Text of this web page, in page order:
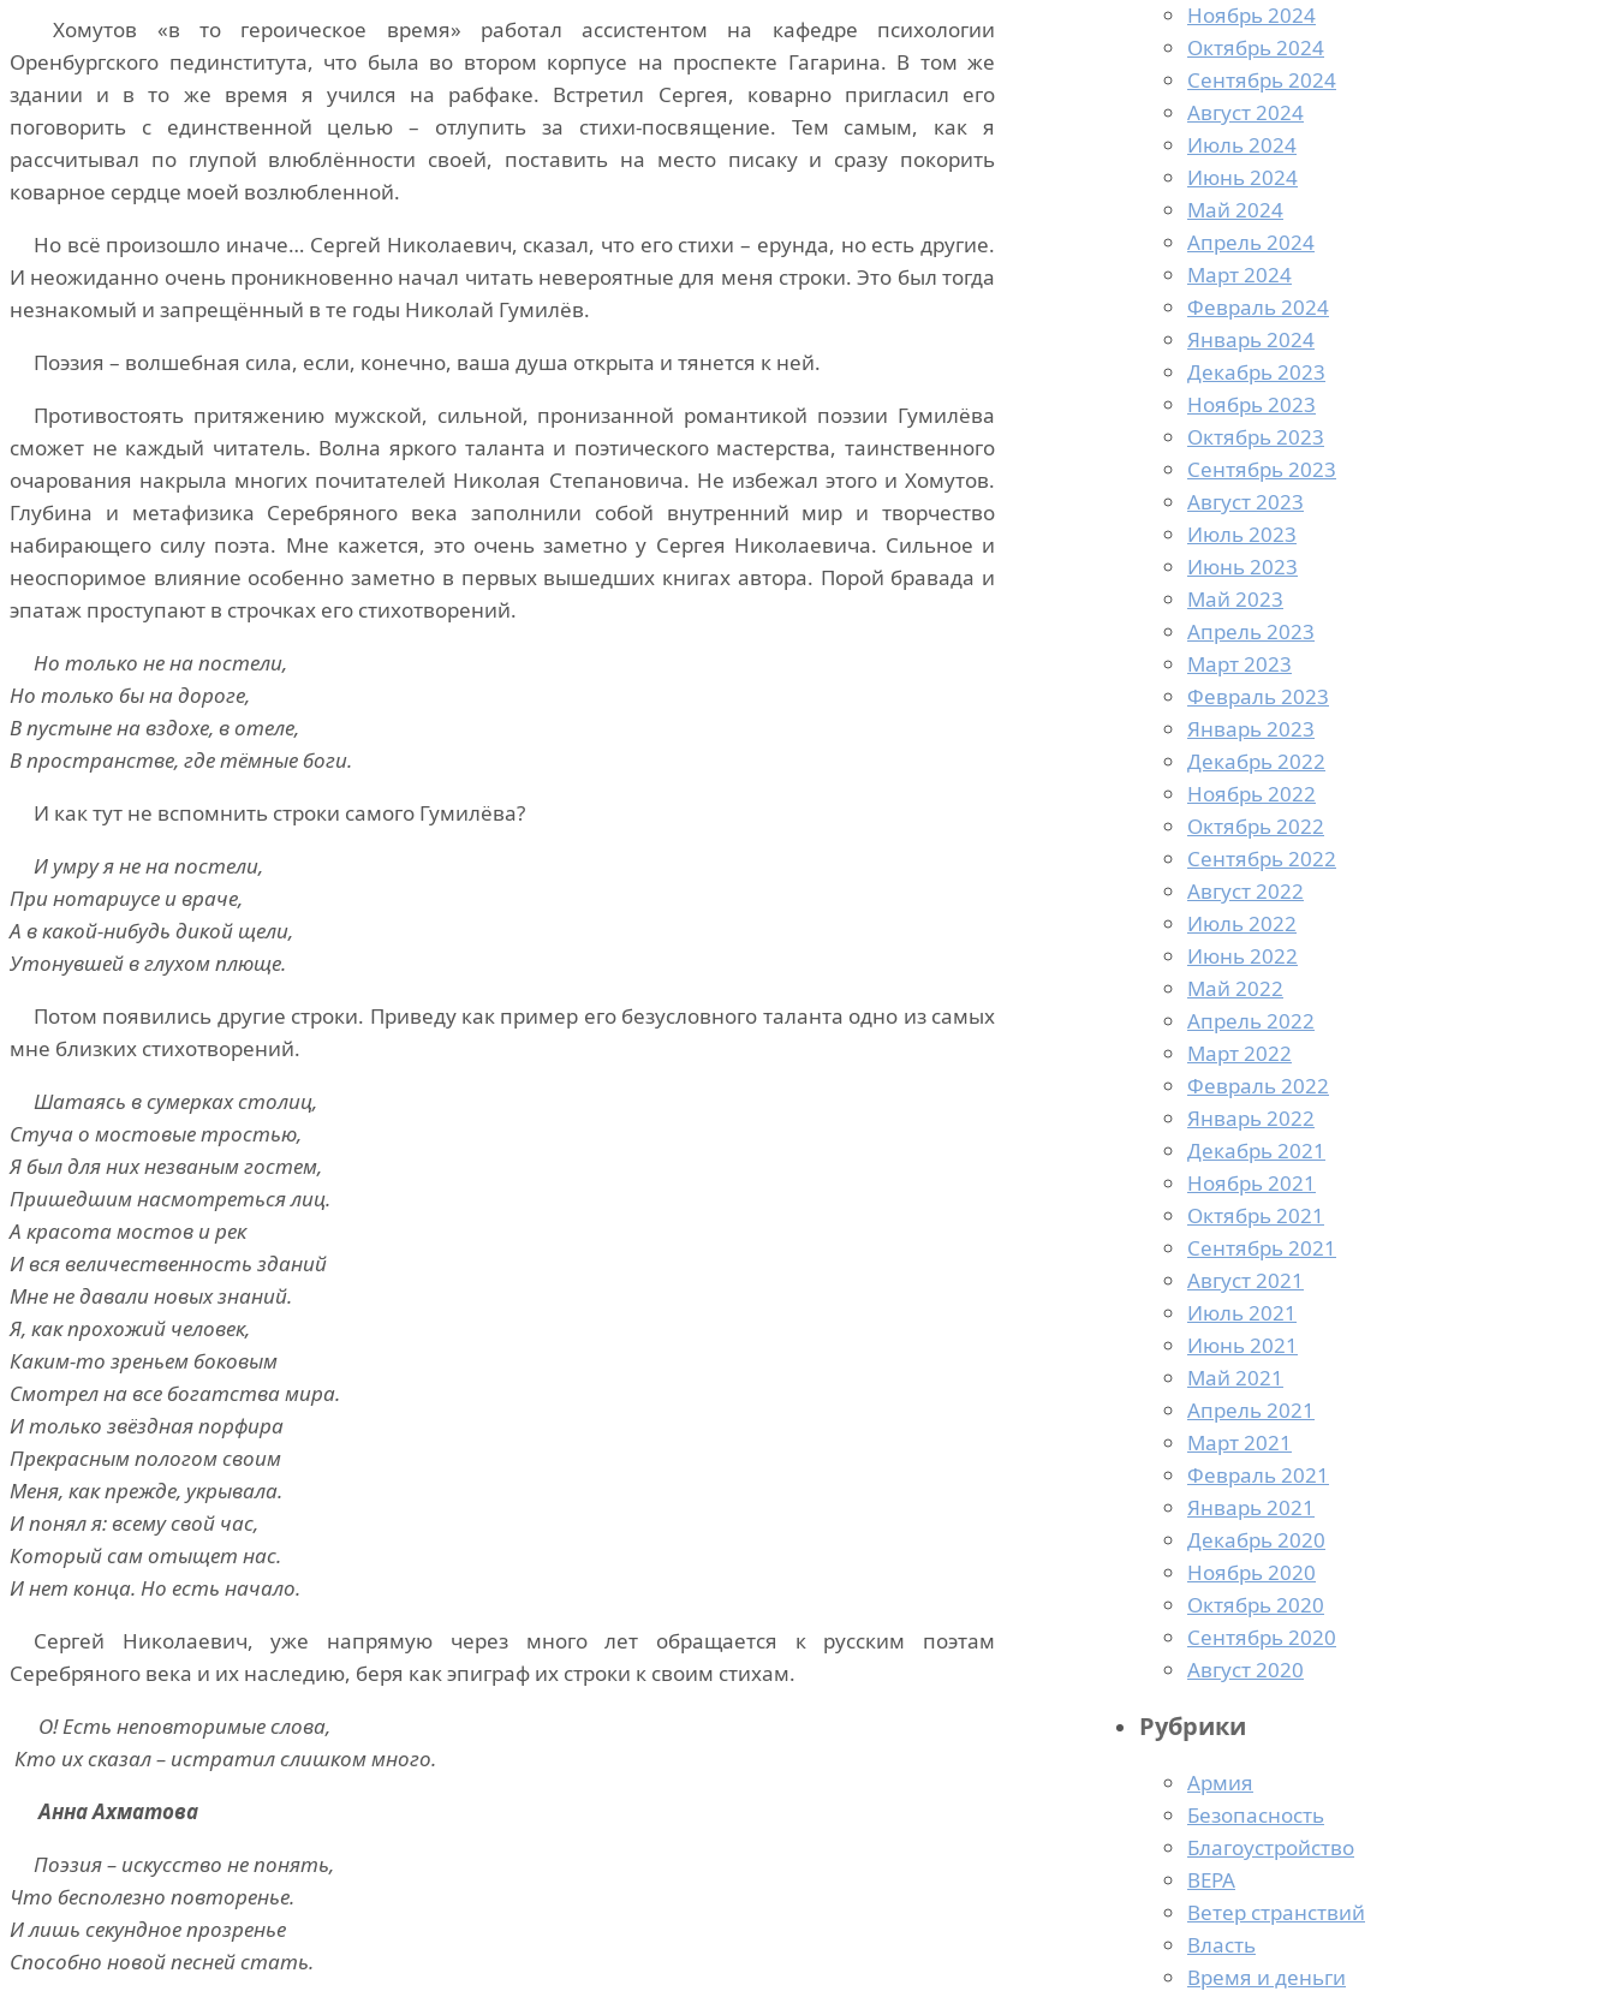
Хомутов «в то героическое время» работал ассистентом на кафедре психологии
Оренбургского пединститута, что была во втором корпусе на проспекте Гагарина. В том же
здании и в то же время я учился на рабфаке. Встретил Сергея, коварно пригласил его
поговорить с единственной целью – отлупить за стихи-посвящение. Тем самым, как я
рассчитывал по глупой влюблённости своей, поставить на место писаку и сразу покорить
коварное сердце моей возлюбленной.
Но всё произошло иначе… Сергей Николаевич, сказал, что его стихи – ерунда, но есть другие.
И неожиданно очень проникновенно начал читать невероятные для меня строки. Это был тогда
незнакомый и запрещённый в те годы Николай Гумилёв.
Поэзия – волшебная сила, если, конечно, ваша душа открыта и тянется к ней.
Противостоять притяжению мужской, сильной, пронизанной романтикой поэзии Гумилёва
сможет не каждый читатель. Волна яркого таланта и поэтического мастерства, таинственного
очарования накрыла многих почитателей Николая Степановича. Не избежал этого и Хомутов.
Глубина и метафизика Серебряного века заполнили собой внутренний мир и творчество
набирающего силу поэта. Мне кажется, это очень заметно у Сергея Николаевича. Сильное и
неоспоримое влияние особенно заметно в первых вышедших книгах автора. Порой бравада и
эпатаж проступают в строчках его стихотворений.
Но только не на постели,
Но только бы на дороге,
В пустыне на вздохе, в отеле,
В пространстве, где тёмные боги.
И как тут не вспомнить строки самого Гумилёва?
И умру я не на постели,
При нотариусе и враче,
А в какой-нибудь дикой щели,
Утонувшей в глухом плюще.
Потом появились другие строки. Приведу как пример его безусловного таланта одно из самых
мне близких стихотворений.
Шатаясь в сумерках столиц,
Стуча о мостовые тростью,
Я был для них незваным гостем,
Пришедшим насмотреться лиц.
А красота мостов и рек
И вся величественность зданий
Мне не давали новых знаний.
Я, как прохожий человек,
Каким-то зреньем боковым
Смотрел на все богатства мира.
И только звёздная порфира
Прекрасным пологом своим
Меня, как прежде, укрывала.
И понял я: всему свой час,
Который сам отыщет нас.
И нет конца. Но есть начало.
Сергей Николаевич, уже напрямую через много лет обращается к русским поэтам
Серебряного века и их наследию, беря как эпиграф их строки к своим стихам.
О! Есть неповторимые слова,
Кто их сказал – истратил слишком много.
Анна Ахматова
Поэзия – искусство не понять,
Что бесполезно повторенье.
И лишь секундное прозренье
Способно новой песней стать.
Ноябрь 2024
Октябрь 2024
Сентябрь 2024
Август 2024
Июль 2024
Июнь 2024
Май 2024
Апрель 2024
Март 2024
Февраль 2024
Январь 2024
Декабрь 2023
Ноябрь 2023
Октябрь 2023
Сентябрь 2023
Август 2023
Июль 2023
Июнь 2023
Май 2023
Апрель 2023
Март 2023
Февраль 2023
Январь 2023
Декабрь 2022
Ноябрь 2022
Октябрь 2022
Сентябрь 2022
Август 2022
Июль 2022
Июнь 2022
Май 2022
Апрель 2022
Март 2022
Февраль 2022
Январь 2022
Декабрь 2021
Ноябрь 2021
Октябрь 2021
Сентябрь 2021
Август 2021
Июль 2021
Июнь 2021
Май 2021
Апрель 2021
Март 2021
Февраль 2021
Январь 2021
Декабрь 2020
Ноябрь 2020
Октябрь 2020
Сентябрь 2020
Август 2020
Рубрики
Армия
Безопасность
Благоустройство
ВЕРА
Ветер странствий
Власть
Время и деньги